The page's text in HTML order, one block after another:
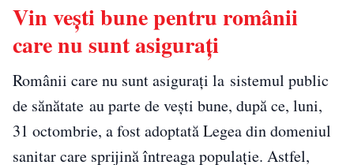
Vin vești bune pentru românii
care nu sunt asigurați
Românii care nu sunt asigurați la sistemul public
de sănătate au parte de vești bune, după ce, luni,
31 octombrie, a fost adoptată Legea din domeniul
sanitar care sprijină întreaga populație. Astfel,